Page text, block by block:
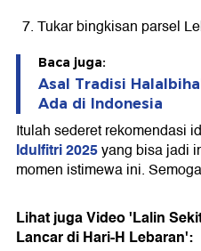
Tukar bingkisan parsel
Baca juga:
Asal Tradisi
Ada di Indonesia
Itulah sederet rekomendasi
Idulfitri 2025yang bisa jadi
momen istimewa ini.
Lihat juga Video 'Lalin
Lancar di Hari-H Lebaran':